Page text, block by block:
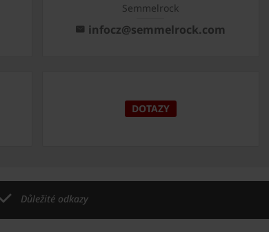
Semmelrock
infocz@semmelrock.com
DOTAZY
Důležité odkazy